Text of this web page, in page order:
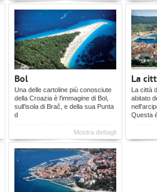
Bol
Una delle cartoline più conosciute
della Croazia è l'immagine di Bol,
sull’isola di Brač, e della sua Punta
d
Mostra dettagli
La
La città
abitato
Questa